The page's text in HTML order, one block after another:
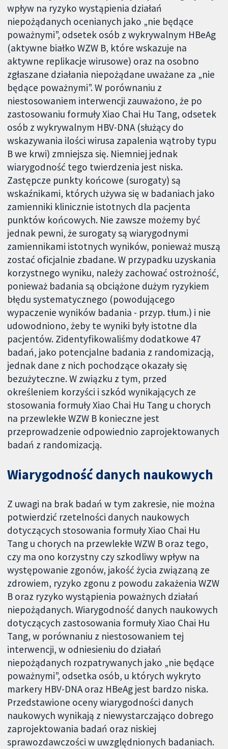
wpływ na ryzyko wystąpienia działań
niepożądanych ocenianych jako „nie będące
poważnymi”, odsetek osób z wykrywalnym HBeAg
(aktywne białko WZW B, które wskazuje na
aktywne replikacje wirusowe) oraz na osobno
zgłaszane działania niepożądane uważane za „nie
będące poważnymi”. W porównaniu z
niestosowaniem interwencji zauważono, że po
zastosowaniu formuły Xiao Chai Hu Tang, odsetek
osób z wykrywalnym HBV-DNA (służący do
wskazywania ilości wirusa zapalenia wątroby typu
B we krwi) zmniejsza się. Niemniej jednak
wiarygodność tego twierdzenia jest niska.
Zastępcze punkty końcowe (surogaty) są
wskaźnikami, których używa się w badaniach jako
zamienniki klinicznie istotnych dla pacjenta
punktów końcowych. Nie zawsze możemy być
jednak pewni, że surogaty są wiarygodnymi
zamiennikami istotnych wyników, ponieważ muszą
zostać oficjalnie zbadane. W przypadku uzyskania
korzystnego wyniku, należy zachować ostrożność,
ponieważ badania są obciążone dużym ryzykiem
błędu systematycznego (powodującego
wypaczenie wyników badania - przyp. tłum.) i nie
udowodniono, żeby te wyniki były istotne dla
pacjentów. Zidentyfikowaliśmy dodatkowe 47
badań, jako potencjalne badania z randomizacją,
jednak dane z nich pochodzące okazały się
bezużyteczne. W związku z tym, przed
określeniem korzyści i szkód wynikających ze
stosowania formuły Xiao Chai Hu Tang u chorych
na przewlekłe WZW B konieczne jest
przeprowadzenie odpowiednio zaprojektowanych
badań z randomizacją.
Wiarygodność danych naukowych
Z uwagi na brak badań w tym zakresie, nie można
potwierdzić rzetelności danych naukowych
dotyczących stosowania formuły Xiao Chai Hu
Tang u chorych na przewlekłe WZW B oraz tego,
czy ma ono korzystny czy szkodliwy wpływ na
występowanie zgonów, jakość życia związaną ze
zdrowiem, ryzyko zgonu z powodu zakażenia WZW
B oraz ryzyko wystąpienia poważnych działań
niepożądanych. Wiarygodność danych naukowych
dotyczących zastosowania formuły Xiao Chai Hu
Tang, w porównaniu z niestosowaniem tej
interwencji, w odniesieniu do działań
niepożądanych rozpatrywanych jako „nie będące
poważnymi”, odsetka osób, u których wykryto
markery HBV-DNA oraz HBeAg jest bardzo niska.
Przedstawione oceny wiarygodności danych
naukowych wynikają z niewystarczająco dobrego
zaprojektowania badań oraz niskiej
sprawozdawczości w uwzględnionych badaniach.